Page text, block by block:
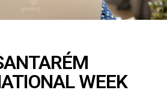
WEEK